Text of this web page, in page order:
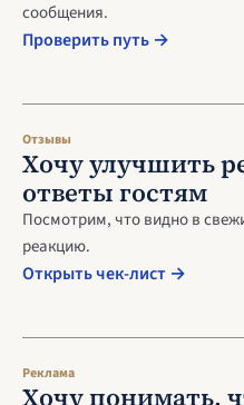
сообщения.
Проверить путь →
Отзывы
Хочу улучшить
ответы гостям
Посмотрим, что видно в
реакцию.
Открыть чек-лист →
Реклама
Хочу понимать,